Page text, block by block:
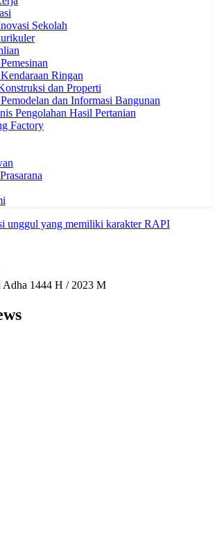
Sekolah
Ringan
dan Properti
dan Informasi Bangunan
Pengolahan Hasil Pertanian
Factory
1444 H / 2023 M